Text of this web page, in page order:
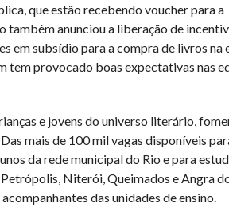
que estão recebendo voucher para a
também anunciou a liberação de
em subsídio para a compra de livros na
tem provocado boas expectativas nas
e jovens do universo literário,
mais de 100 mil vagas disponíveis
da rede municipal do Rio e para
Niterói, Queimados e Angra
das unidades de ensino.